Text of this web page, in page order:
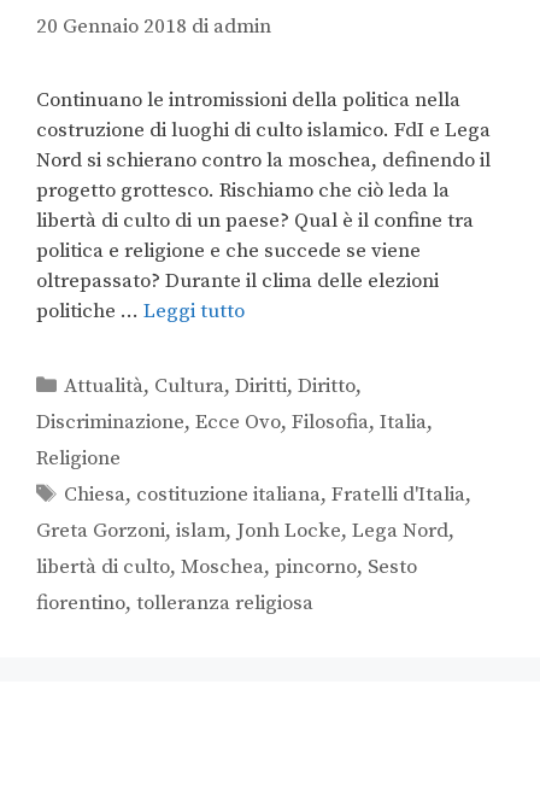
20 Gennaio 2018 di admin
Continuano le intromissioni della politica nella
costruzione di luoghi di culto islamico. FdI e Lega
Nord si schierano contro la moschea, definendo il
progetto grottesco. Rischiamo che ciò leda la
libertà di culto di un paese? Qual è il confine tra
politica e religione e che succede se viene
oltrepassato? Durante il clima delle elezioni
politiche … Leggi tutto
Attualità, Cultura,Diritti,Diritto,
Discriminazione, Ecce Ovo, Filosofia, Italia,
Religione
Chiesa, costituzione italiana,Fratelli d'Italia,
Greta Gorzoni, islam,Jonh Locke, Lega Nord,
libertà di culto, Moschea, pincorno, Sesto
fiorentino, tolleranza religiosa